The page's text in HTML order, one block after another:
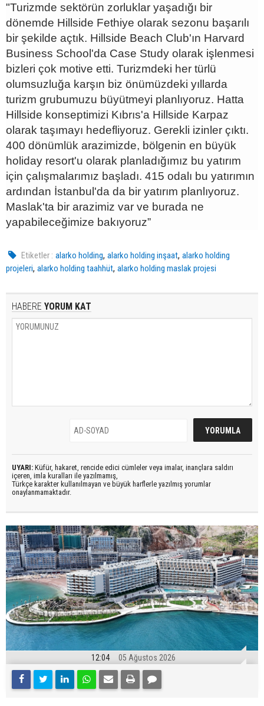
"Turizmde sektörün zorluklar yaşadığı bir
dönemde Hillside Fethiye olarak sezonu başarılı
bir şekilde açtık. Hillside Beach Club'ın Harvard
Business School'da Case Study olarak işlenmesi
bizleri çok motive etti. Turizmdeki her türlü
olumsuzluğa karşın biz önümüzdeki yıllarda
turizm grubumuzu büyütmeyi planlıyoruz. Hatta
Hillside konseptimizi Kıbrıs'a Hillside Karpaz
olarak taşımayı hedefliyoruz. Gerekli izinler çıktı.
400 dönümlük arazimizde, bölgenin en büyük
holiday resort'u olarak planladığımız bu yatırım
için çalışmalarımız başladı. 415 odalı bu yatırımın
ardından İstanbul'da da bir yatırım planlıyoruz.
Maslak'ta bir arazimiz var ve burada ne
yapabileceğimize bakıyoruz”
Etiketler : alarko holding,alarko holding inşaat,alarko holding
projeleri, alarko holding taahhüt, alarko holding maslak projesi
HABERE YORUM KAT
UYARI: Küfür, hakaret, rencide edici cümleler veya imalar, inançlara saldırı
içeren, imla kuralları ile yazılmamış,
Türkçe karakter kullanılmayan ve büyük harflerle yazılmış yorumlar
onaylanmamaktadır.
12:04 05 Ağustos 2026